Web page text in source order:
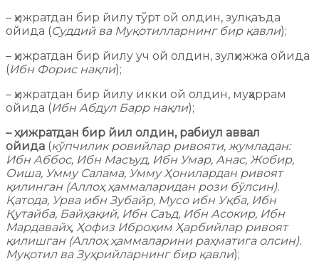
– ҳижратдан бир йилу тўрт ой олдин, зулқаъда
ойида (Суддий ва Муқотилларнинг бир қавли);
– ҳижратдан бир йилу уч ой олдин, зулҳижжа ойида
(Ибн Форис нақли);
– ҳижратдан бир йилу икки ой олдин, муҳаррам
ойида (Ибн Абдул Барр нақли);
–ҳижратдан бир йил олдин, рабиул аввал
ойида (кўпчилик ровийлар ривояти, жумладан:
Ибн Аббос, Ибн Масъуд, Ибн Умар, Анас, Жобир,
Оиша, Умму Салама, Умму Ҳонилардан ривоят
қилинган (Аллоҳ ҳаммаларидан рози бўлсин).
Қатода, Урва ибн Зубайр, Мусо ибн Уқба, Ибн
Қутайба, Байҳақий, Ибн Саъд, Ибн Асокир, Ибн
Мардавайҳ, Ҳофиз Иброҳим Ҳарбийлар ривоят
қилишган (Аллоҳ ҳаммаларини раҳматига олсин).
Муқотил ва Зуҳрийларнинг бир қавли);